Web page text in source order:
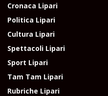
Cronaca Lipari
Politica Lipari
Cultura Lipari
Spettacoli Lipari
Sport Lipari
Tam Tam Lipari
Rubriche Lipari